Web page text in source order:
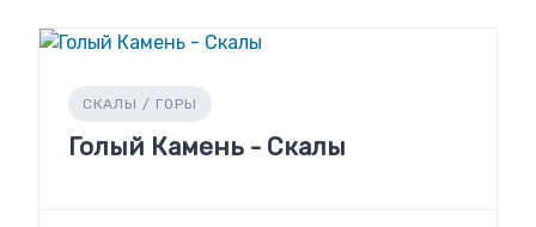
СКАЛЫ / ГОРЫ
Голый Камень - Скалы